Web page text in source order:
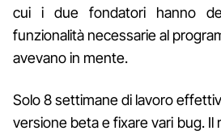
cui i due fondatori hanno
funzionalità necessarie al
avevano in mente.
Solo 8 settimane di lavoro
versione beta e fixare vari bug. Il